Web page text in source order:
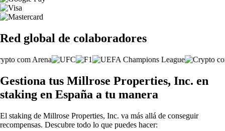
Red global de colaboradores
Gestiona tus Millrose Properties, Inc. en
staking en España a tu manera
El staking de Millrose Properties, Inc. va más allá de conseguir
recompensas. Descubre todo lo que puedes hacer: